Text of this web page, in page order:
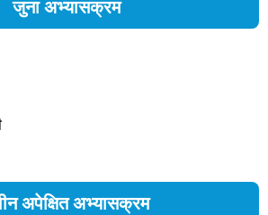
जुना अभ्यासक्रम
अपेक्षित अभ्यासक्रम